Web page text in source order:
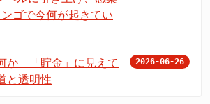
ゴで今何が起きてい
か 「貯金」に見えて
と透明性
2026-06-26